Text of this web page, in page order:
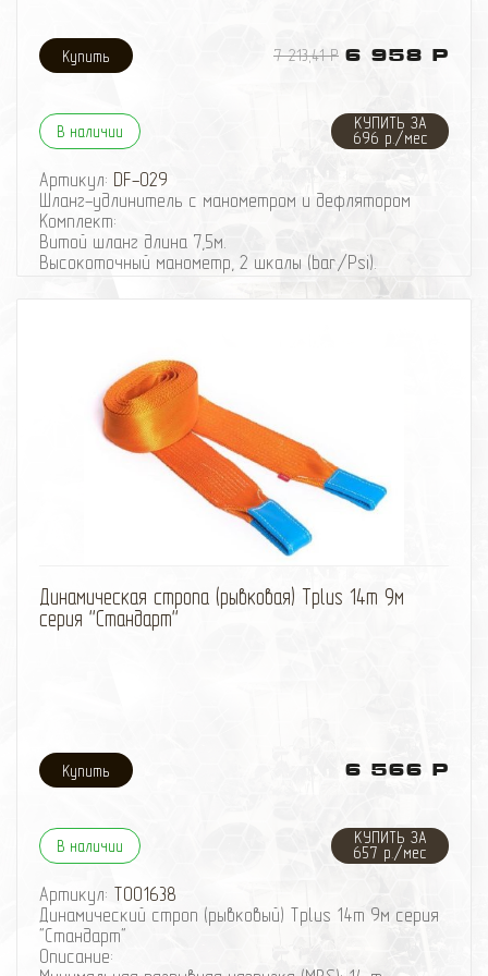
7 213,41 Р 6 958 Р
В наличии
КУПИТЬ ЗА
696 р./мес
Артикул: DF-029
Шланг-удлинитель с манометром и дефлятором
Комплект:
Витой шланг длина 7,5м.
Высокоточный манометр, 2 шкалы (bar/Psi).
Дополнительные наконечники для резиновых
Шкала до 7Атм.
Благодаря этому универсальному шлангу, Вы
сможете легко дотягиваться до любого колеса на
машине. Эта длина исключает как излишнюю
натяженность провода, так и его провисание. Шланг
поставляется в отдельной сумке, снабжен
быстросъемным байпасовым соединением.
Динамическая стропа (рывковая) Tplus 14т 9м
серия ''Стандарт''
6 566 Р
В наличии
КУПИТЬ ЗА
657 р./мес
Артикул: T001638
Динамический строп (рывковый) Tplus 14т 9м серия
"Стандарт"
Описание: